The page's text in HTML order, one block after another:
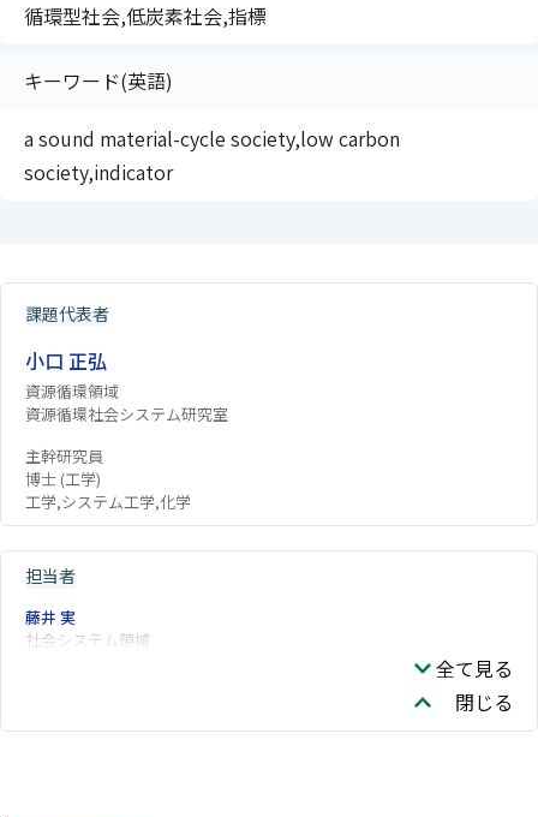
循環型社会,低炭素社会,指標
キーワード(英語)
a sound material-cycle society,low carbon
society,indicator
課題代表者
小口 正弘
資源循環領域
資源循環社会システム研究室
主幹研究員
博士 (工学)
工学,システム工学,化学
担当者
藤井 実
社会システム領域
全て見る
閉じる